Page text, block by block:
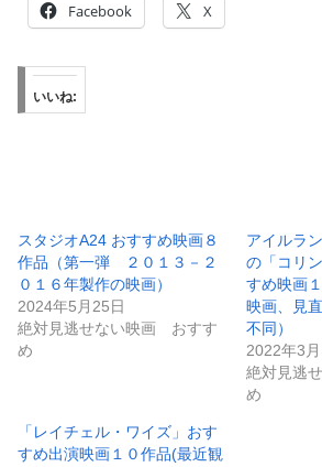
Facebook X
いいね:
スタジオA24 おすすめ映画８
作品（第一弾 ２０１３－２
０１６年製作の映画）
2024年5月25日
絶対見逃せない映画 おすす
め
アイルラ
の「コリ
すめ映画
映画、見
不同）
2022年3月
絶対見逃
め
「レイチェル・ワイズ」おす
すめ出演映画１０作品(最近観